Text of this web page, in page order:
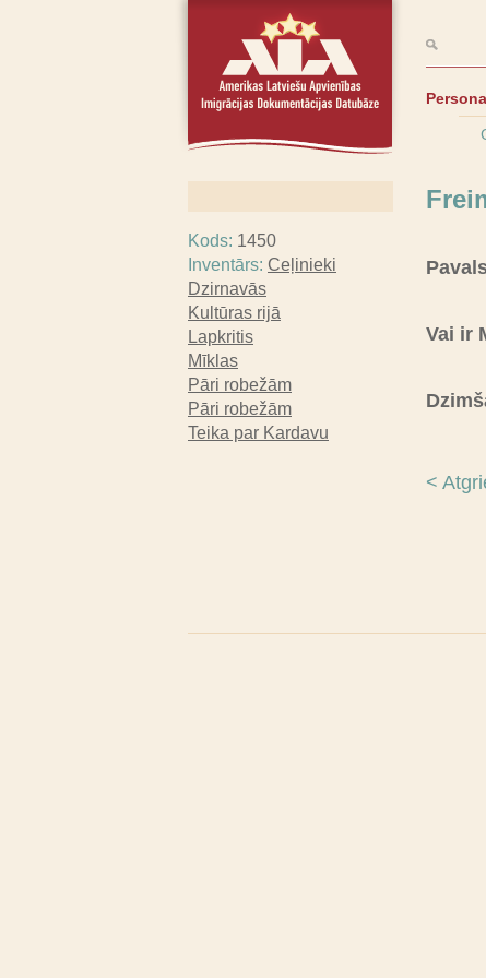
Kods: 1450
Inventārs: Ceļinieki
Dzirnavās
Kultūras rijā
Lapkritis
Mīklas
Pāri robežām
Pāri robežām
Teika par Kardavu
Vai ir
<